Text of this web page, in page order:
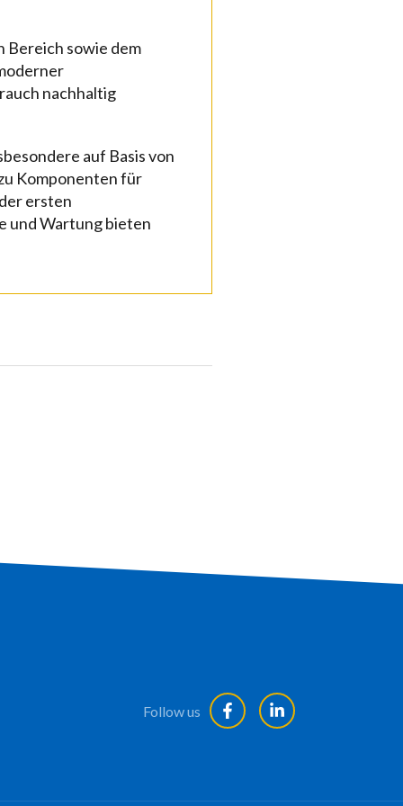
Bereich sowie dem
nachhaltig
auf Basis von
Komponenten für
ersten
und Wartung bieten
Follow us